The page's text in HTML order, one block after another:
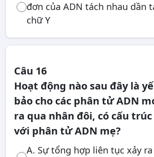
đơn của ADN tách nhau dần
chữ Y
Câu 16
Hoạt động nào sau đây là
bảo cho các phân tử ADN
ra qua nhân đôi, có cấu
với phân tử ADN mẹ?
A. Sự tổng hợp liên tục xảy